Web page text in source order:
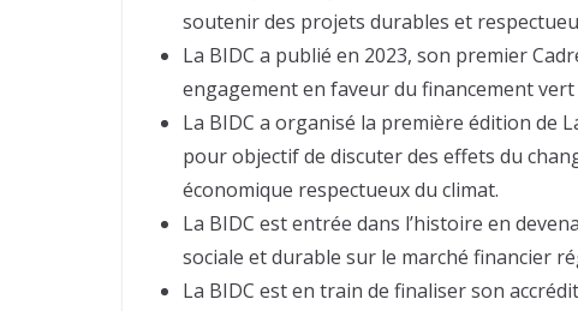
soutenir des projets durables et
La BIDC a publié en 2023, son premier
engagement en faveur du financement
La BIDC a organisé la première édition de
pour objectif de discuter des effets du
économique respectueux du climat.
La BIDC est entrée dans l’histoire en
sociale et durable sur le marché financier
La BIDC est en train de finaliser son